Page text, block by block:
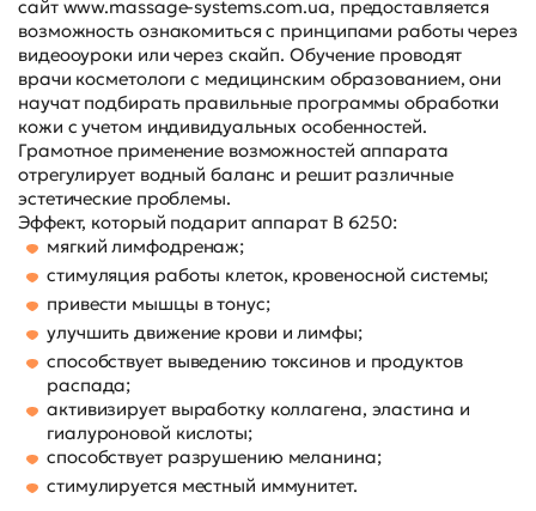
сайт www.massage-systems.com.ua, предоставляется
возможность ознакомиться с принципами работы через
видеооуроки или через скайп. Обучение проводят
врачи косметологи с медицинским образованием, они
научат подбирать правильные программы обработки
кожи с учетом индивидуальных особенностей.
Грамотное применение возможностей аппарата
отрегулирует водный баланс и решит различные
эстетические проблемы.
Эффект, который подарит аппарат B 6250:
мягкий лимфодренаж;
стимуляция работы клеток, кровеносной системы;
привести мышцы в тонус;
улучшить движение крови и лимфы;
способствует выведению токсинов и продуктов
распада;
активизирует выработку коллагена, эластина и
гиалуроновой кислоты;
способствует разрушению меланина;
стимулируется местный иммунитет.